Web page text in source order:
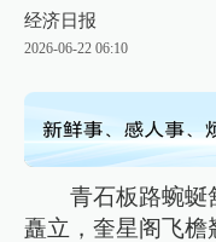
经济日报
2026-06-22 06:10
青石板路蜿蜒
矗立，奎星阁飞檐